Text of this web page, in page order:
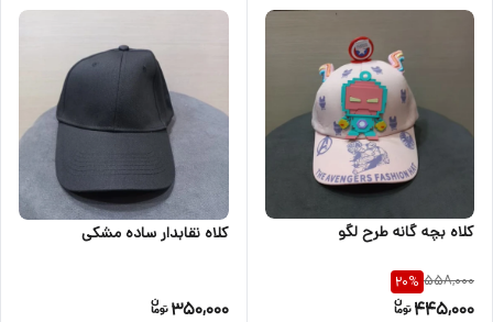
کلاه بچه گانه طرح لگو
558,000
20%
445,000
کلاه نقابدار ساده مشکی
350,000